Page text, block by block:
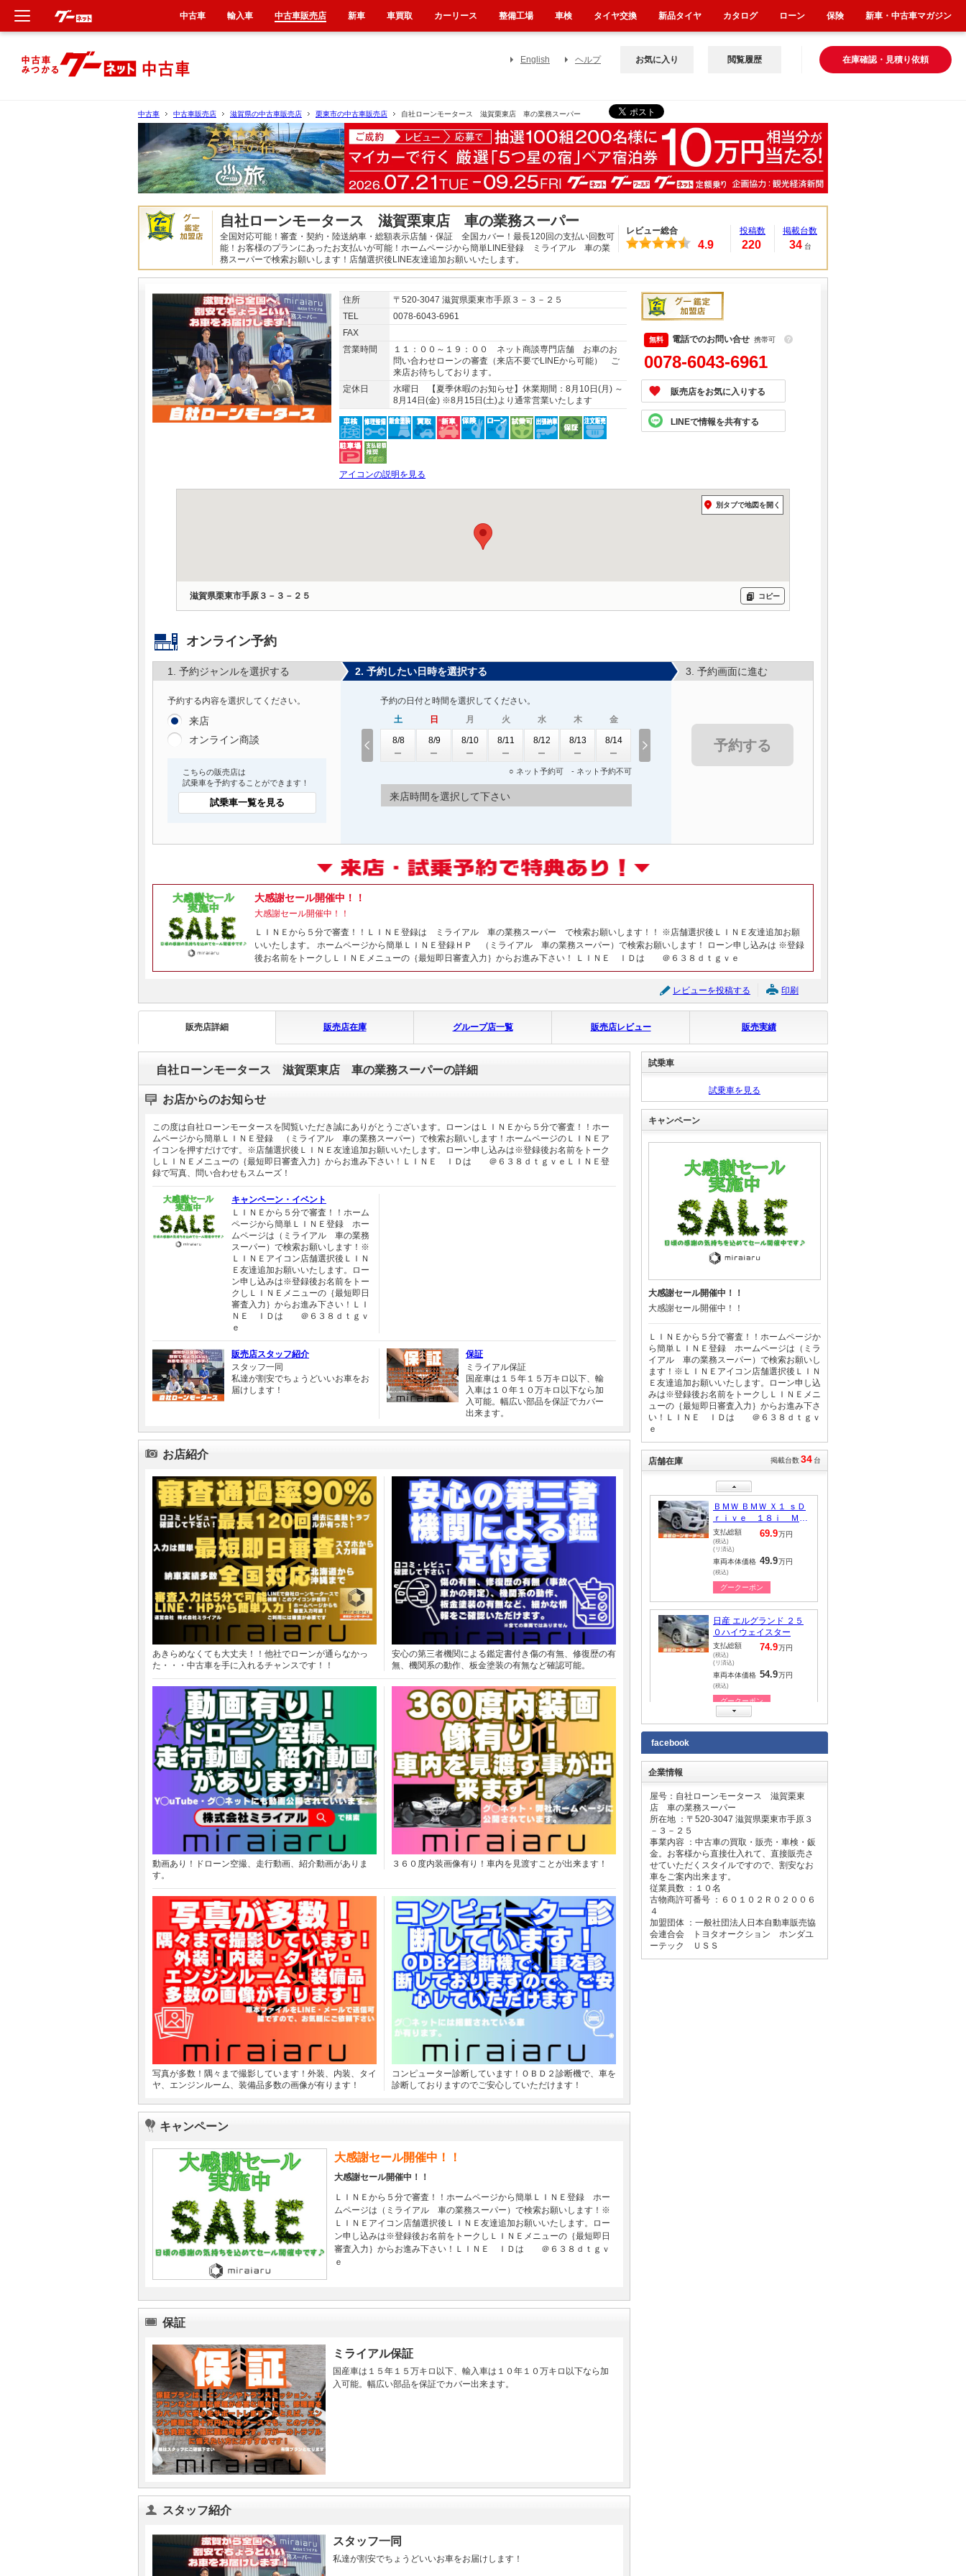
English ヘルプ 在庫確認・見積り依頼
お気に入り 閲覧履歴
中古車 中古車販売店 滋賀県の中古車販売店 栗東市の中古車販売店 自社ローンモータース 滋賀栗東店 車の業務スーパー
自社ローンモータース 滋賀栗東店 車の業務スーパー
全国対応可能！審査・契約・陸送納車・総額表示店舗・保証 全国カバー！最長120回の支払い回数可
能！お客様のプランにあったお支払いが可能！ホームページから簡単LINE登録 ミライアル 車の業
務スーパーで検索お願いします！店舗選択後LINE友達追加お願いいたします。
レビュー総合
4.9
投稿数
220
掲載台数
34 台
住所
〒520-3047 滋賀県栗東市手原３－３－２５
TEL
0078-6043-6961
FAX
営業時間
１１：００～１９：００ ネット商談専門店舗 お車のお
問い合わせローンの審査（来店不要でLINEから可能） ご
来店お待ちしております。
定休日
水曜日 【夏季休暇のお知らせ】休業期間：8月10日(月) ～
8月14日(金) ※8月15日(土)より通常営業いたします
アイコンの説明を見る
電話でのお問い合せ 携帯可 ？
0078-6043-6961
販売店をお気に入りする
LINEで情報を共有する
別タブで地図を開く
滋賀県栗東市手原３－３－２５ コピー
オンライン予約
1. 予約ジャンルを選択する
予約する内容を選択してください。
来店
オンライン商談
こちらの販売店は
試乗車を予約することができます！
試乗車一覧を見る
2. 予約したい日時を選択する
予約の日付と時間を選択してください。
土
8/8
日
8/9
月
8/10
火
8/11
水
8/12
木
8/13
金
8/14
○ ネット予約可 - ネット予約不可
来店時間を選択して下さい
3. 予約画面に進む
予約する
大感謝セール開催中！！
大感謝セール開催中！！
ＬＩＮＥから５分で審査！！ＬＩＮＥ登録は ミライアル 車の業務スーパー で検索お願いします！！ ※店舗選択後ＬＩＮＥ友達追加お願
いいたします。 ホームページから簡単ＬＩＮＥ登録ＨＰ （ミライアル 車の業務スーパー）で検索お願いします！ ローン申し込みは ※登録
後お名前をトークしＬＩＮＥメニューの｛最短即日審査入力｝からお進み下さい！ ＬＩＮＥ ＩＤは ＠６３８ｄｔｇｖｅ
レビューを投稿する 印刷
販売店詳細 販売店在庫 グループ店一覧 販売店レビュー 販売実績
自社ローンモータース 滋賀栗東店 車の業務スーパーの詳細
お店からのお知らせ
この度は自社ローンモータースを閲覧いただき誠にありがとうございます。ローンはＬＩＮＥから５分で審査！！ホー
ムページから簡単ＬＩＮＥ登録 （ミライアル 車の業務スーパー）で検索お願いします！ホームページのＬＩＮＥア
イコンを押すだけです。※店舗選択後ＬＩＮＥ友達追加お願いいたします。ローン申し込みは※登録後お名前をトーク
しＬＩＮＥメニューの｛最短即日審査入力｝からお進み下さい！ＬＩＮＥ ＩＤは ＠６３８ｄｔｇｖｅＬＩＮＥ登
録で写真、問い合わせもスムーズ！
キャンペーン・イベント
ＬＩＮＥから５分で審査！！ホーム
ページから簡単ＬＩＮＥ登録 ホー
ムページは（ミライアル 車の業務
スーパー）で検索お願いします！※
ＬＩＮＥアイコン店舗選択後ＬＩＮ
Ｅ友達追加お願いいたします。ロー
ン申し込みは※登録後お名前をトー
クしＬＩＮＥメニューの｛最短即日
審査入力｝からお進み下さい！ＬＩ
ＮＥ ＩＤは ＠６３８ｄｔｇｖ
ｅ
販売店スタッフ紹介
スタッフ一同
私達が割安でちょうどいいお車をお
届けします！
保証
ミライアル保証
国産車は１５年１５万キロ以下、輸
入車は１０年１０万キロ以下なら加
入可能。幅広い部品を保証でカバー
出来ます。
お店紹介
あきらめなくても大丈夫！！他社でローンが通らなかっ
た・・・中古車を手に入れるチャンスです！！
安心の第三者機関による鑑定書付き傷の有無、修復歴の有
無、機関系の動作、板金塗装の有無など確認可能。
動画あり！ドローン空撮、走行動画、紹介動画がありま
す。
３６０度内装画像有り！車内を見渡すことが出来ます！
写真が多数！隅々まで撮影しています！外装、内装、タイ
ヤ、エンジンルーム、装備品多数の画像が有ります！
コンピューター診断しています！ＯＢＤ２診断機で、車を
診断しておりますのでご安心していただけます！
キャンペーン
大感謝セール開催中！！
大感謝セール開催中！！
ＬＩＮＥから５分で審査！！ホームページから簡単ＬＩＮＥ登録 ホー
ムページは（ミライアル 車の業務スーパー）で検索お願いします！※
ＬＩＮＥアイコン店舗選択後ＬＩＮＥ友達追加お願いいたします。ロー
ン申し込みは※登録後お名前をトークしＬＩＮＥメニューの｛最短即日
審査入力｝からお進み下さい！ＬＩＮＥ ＩＤは ＠６３８ｄｔｇｖ
ｅ
保証
ミライアル保証
国産車は１５年１５万キロ以下、輸入車は１０年１０万キロ以下なら加
入可能。幅広い部品を保証でカバー出来ます。
スタッフ紹介
スタッフ一同
私達が割安でちょうどいいお車をお届けします！
試乗車
試乗車を見る
キャンペーン
大感謝セール開催中！！
大感謝セール開催中！！
ＬＩＮＥから５分で審査！！ホームページか
ら簡単ＬＩＮＥ登録 ホームページは（ミラ
イアル 車の業務スーパー）で検索お願いし
ます！※ＬＩＮＥアイコン店舗選択後ＬＩＮ
Ｅ友達追加お願いいたします。ローン申し込
みは※登録後お名前をトークしＬＩＮＥメニ
ューの｛最短即日審査入力｝からお進み下さ
い！ＬＩＮＥ ＩＤは ＠６３８ｄｔｇｖ
ｅ
店舗在庫 掲載台数34 台
日産 セレナ ハイウェイ
ＩＩ
(税込)
(リ済込)
99.9
グークーポン
ボルボ ボルボ Ｖ６０ Ｔ
４ Ｒデザイン
支払総額
(税込)
(リ済込)
車両本体価格
(税込)
49.9万円
グークーポン
ＢＭＷ ＢＭＷ Ｘ１ ｓＤ
ｒｉｖｅ １８ｉ Ｍス
ポーツパッケージ
支払総額
(税込)
車両本体価格
(税込)
49.9 万円
グークーポン
日産 エルグランド ２５
０ハイウェイスター
支払総額 74.9 万円
グークーポン
プジョー プジョー ＲＣ
Ｚ ベースグレード
支払総額
(税込)
(リ済込)
69.9万円
車両本体価格
(税込)
49.9万円
グークーポン
ＢＭＷ ＢＭＷ ２１８ｄ
アクティブツアラー
支払総額
(税込)
(リ済込)
84.9万円
車両本体価格
(税込)
64.9万円
グークーポン
プジョー プジョー ３０
支払総額 99.9万円
(税込)
グークーポン
ＢＭＷ ＢＭＷ ２１８ｄ
アクティブツアラー Ｍ
スポーツ
支払総額
(税込)
(リ済込)
車両本体価格 84.9万円
グークーポン
トヨタ Ｃ－ＨＲ Ｇ
facebook
企業情報
屋号：自社ローンモータース 滋賀栗東
店 車の業務スーパー
所在地 ：〒 520-3047 滋賀県栗東市手原３
－３－２５
事業内容 ：中古車の買取・販売・車検・鈑
金。お客様から直接仕入れて、直接販売さ
せていただくスタイルですので、割安なお
車をご案内出来ます。
従業員数 ：１０名
古物商許可番号 ：６０１０２Ｒ０２００６
４
加盟団体 ：一般社団法人日本自動車販売協
会連合会 トヨタオークション ホンダユ
ーテック ＵＳＳ
中古車 輸入車 中古車販売店 新車 車買取 カーリース 整備工場 車検 タイヤ交換 新品タイヤ カタログ ローン 保険 新車・中古車マガジン
新車